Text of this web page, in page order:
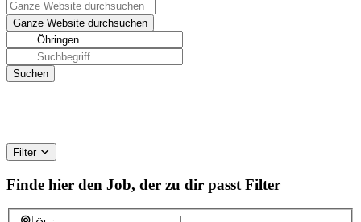
Filter
Finde hier den Job, der zu dir passt Filter